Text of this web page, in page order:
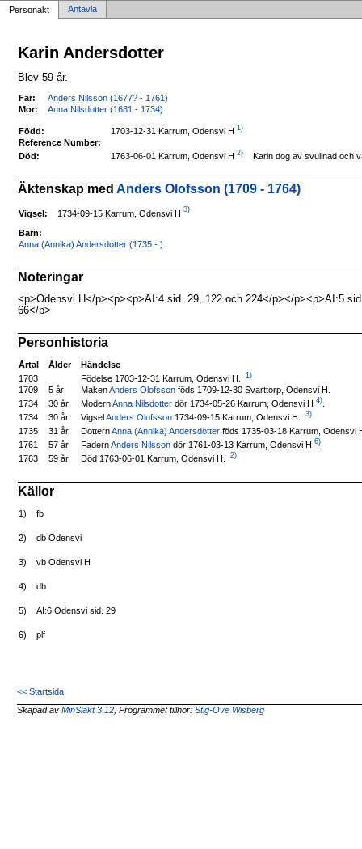
Personakt Antavla
Karin Andersdotter
Blev 59 år.
Far:
Anders Nilsson (1677? - 1761)
Mor:
Anna Nilsdotter (1681 - 1734)
Född: 1703-12-31 Karrum, Odensvi H 1)
Reference Number:
Död:
1763-06-01 Karrum, Odensvi H 2) Karin dog av svullnad och
Äktenskap medAnders Olofsson (1709 - 1764)
Vigsel: 1734-09-15 Karrum, Odensvi H 3)
Barn:
Anna (Annika) Andersdotter (1735 - )
Noteringar
<p>Odensvi H</p><p><p>AI:4 sid. 29, 122 och 224</p></p><p>AI:5
66</p>
Personhistoria
Årtal Ålder
Händelse
1703
Födelse 1703-12-31 Karrum, Odensvi H. 1)
1709 5 år MakenAnders Olofsson föds 1709-12-30 Svarttorp, Odensvi H.
1734
30 år ModernAnna Nilsdotter dör 1734-05-26 Karrum, Odensvi H 4)
1734
30 år VigselAnders Olofsson 1734-09-15 Karrum, Odensvi H. 3)
1735 31 år DotternAnna (Annika) Andersdotter föds 1735-03-18 Karrum, Odensvi
1761
57 år FadernAnders Nilsson dör 1761-03-13 Karrum, Odensvi H 6)
1763
59 år Död 1763-06-01 Karrum, Odensvi H. 2)
Källor
1) fb
2) db Odensvi
3) vb Odensvi H
4) db
5) AI:6 Odensvi sid. 29
6) plf
<< Startsida
Skapad avMinSläkt 3.12 , Programmet tillhör:Stig-Ove Wisberg